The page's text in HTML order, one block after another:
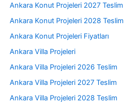
Ankara Konut Projeleri 2027 Teslim
Ankara Konut Projeleri 2028 Teslim
Ankara Konut Projeleri Fiyatları
Ankara Villa Projeleri
Ankara Villa Projeleri 2026 Teslim
Ankara Villa Projeleri 2027 Teslim
Ankara Villa Projeleri 2028 Teslim